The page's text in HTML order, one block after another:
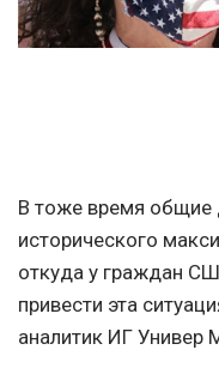
В тоже время общие
исторического
откуда у граждан
привести эта
аналитик ИГ Универ